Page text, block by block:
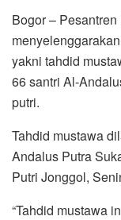
Bogor –
yakni tahdid
66 santri Al-
putri.
Tahdid mustawa
Andalus Putra
Putri Jonggol,
“Tahdid mustawa